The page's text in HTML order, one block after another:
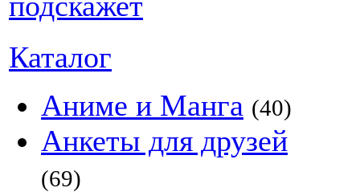
Каталог
Аниме и Манга (40)
Анкеты для друзей
(69)